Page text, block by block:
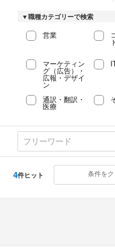
▼職種カテゴリーで検索
営業
マーケティン
グ（広告）・
広報・デザイ
ン
通訳・翻訳・
医療
4件ヒット 条件を